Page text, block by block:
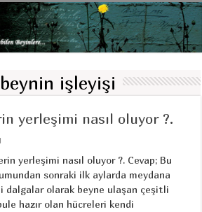
beynin işleyişi
yerleşimi nasıl oluyor ?.
yerleşimi nasıl oluyor ?. Cevap; Bu
sonraki ilk aylarda meydana
dalgalar olarak beyne ulaşan çeşitli
hazır olan hücreleri kendi